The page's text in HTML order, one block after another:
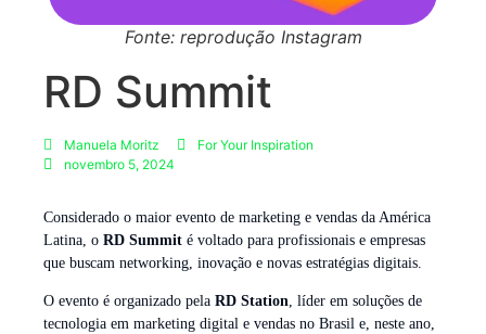
Fonte: reprodução Instagram
RD Summit
Manuela Moritz
For Your Inspiration
novembro 5, 2024
Considerado o maior evento de marketing e vendas da América
Latina, o RD Summit é voltado para profissionais e empresas
que buscam networking, inovação e novas estratégias digitais.
O evento é organizado pela RD Station, líder em soluções de
tecnologia em marketing digital e vendas no Brasil e, neste ano,